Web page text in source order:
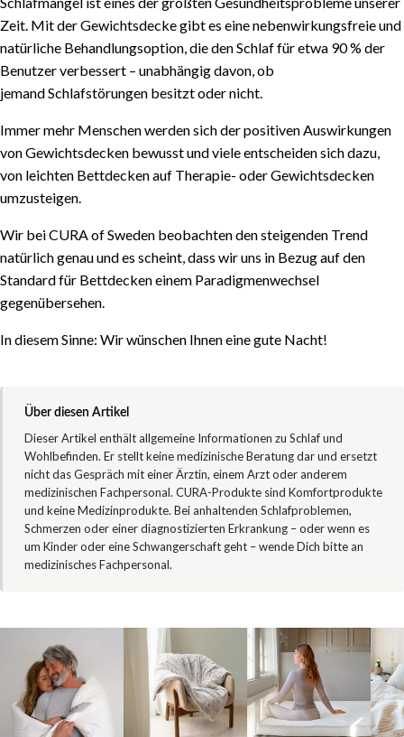
Zeit. Mit der Gewichtsdecke gibt es eine nebenwirkungsfreie und
natürliche Behandlungsoption, die den Schlaf für etwa 90 % der
Benutzer verbessert – unabhängig davon, ob
jemand Schlafstörungen besitzt oder nicht.
Immer mehr Menschen werden sich der positiven Auswirkungen
von Gewichtsdecken bewusst und viele entscheiden sich dazu,
von leichten Bettdecken auf Therapie- oder Gewichtsdecken
umzusteigen.
Wir bei CURA of Sweden beobachten den steigenden Trend
natürlich genau und es scheint, dass wir uns in Bezug auf den
Standard für Bettdecken einem Paradigmenwechsel
gegenübersehen.
In diesem Sinne: Wir wünschen Ihnen eine gute Nacht!
Über diesen Artikel
Dieser Artikel enthält allgemeine Informationen zu Schlaf und
Wohlbefinden. Er stellt keine medizinische Beratung dar und ersetzt
nicht das Gespräch mit einer Ärztin, einem Arzt oder anderem
medizinischen Fachpersonal. CURA-Produkte sind Komfortprodukte
und keine Medizinprodukte. Bei anhaltenden Schlafproblemen,
Schmerzen oder einer diagnostizierten Erkrankung – oder wenn es
um Kinder oder eine Schwangerschaft geht – wende Dich bitte an
medizinisches Fachpersonal.